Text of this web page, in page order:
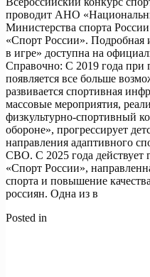
проводит АНО
Министерства спорта
«Спорт России». Подробная
в игре» доступна на
Справочно: С 2019 года при
появляется все больше
развивается спортивная
массовые мероприятия,
физкультурно-спортивный
обороне», прогрессирует
направления адаптивного
СВО. С 2025 года действует
«Спорт России»,
спорта и повышение
россиян. Одна из в
Posted in